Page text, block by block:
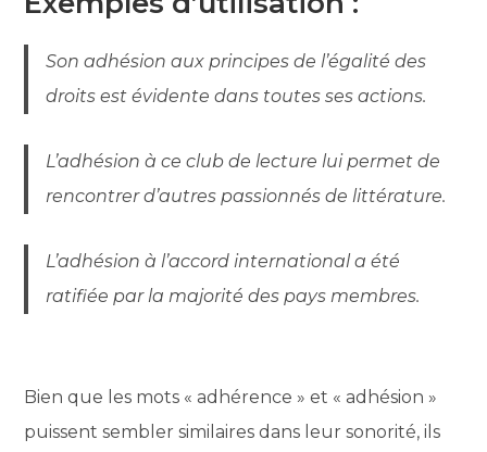
Son adhésion aux principes de l’égalité des
droits est évidente dans toutes ses actions.
L’adhésion à ce club de lecture lui permet de
rencontrer d’autres passionnés de littérature.
L’adhésion à l’accord international a été
ratifiée par la majorité des pays membres.
Bien que les mots « adhérence » et « adhésion »
puissent sembler similaires dans leur sonorité, ils